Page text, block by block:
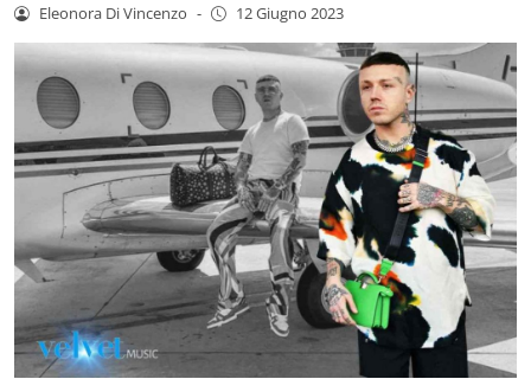
Eleonora Di Vincenzo - 12 Giugno 2023